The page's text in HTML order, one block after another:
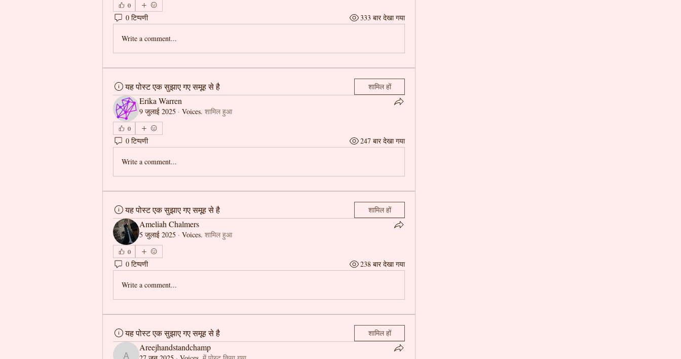
0
0 टिप्पणी 333 बार देखा गया
Write a comment...
यह पोस्ट एक सुझाए गए समूह से है शामिल हों
Erika Warren
9 जुलाई 2025 · Voices. शामिल हुआ
0
0 टिप्पणी 247 बार देखा गया
Write a comment...
यह पोस्ट एक सुझाए गए समूह से है शामिल हों
Ameliah Chalmers
5 जुलाई 2025 · Voices. शामिल हुआ
0
0 टिप्पणी 238 बार देखा गया
Write a comment...
यह पोस्ट एक सुझाए गए समूह से है शामिल हों
Areejhandstandchamp